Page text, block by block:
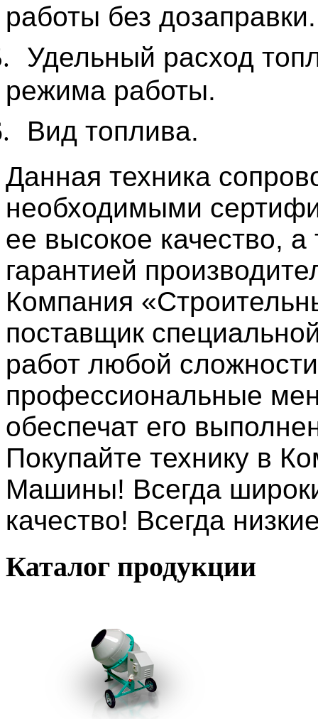
работы без дозаправки.
Удельный расход
режима работы.
Вид топлива.
Данная техника
необходимыми
ее высокое качество,
гарантией
Компания
поставщик
работ любой
профессиональные
обеспечат его
Покупайте технику в
Машины! Всегда
качество! Всегда
Каталог продукции